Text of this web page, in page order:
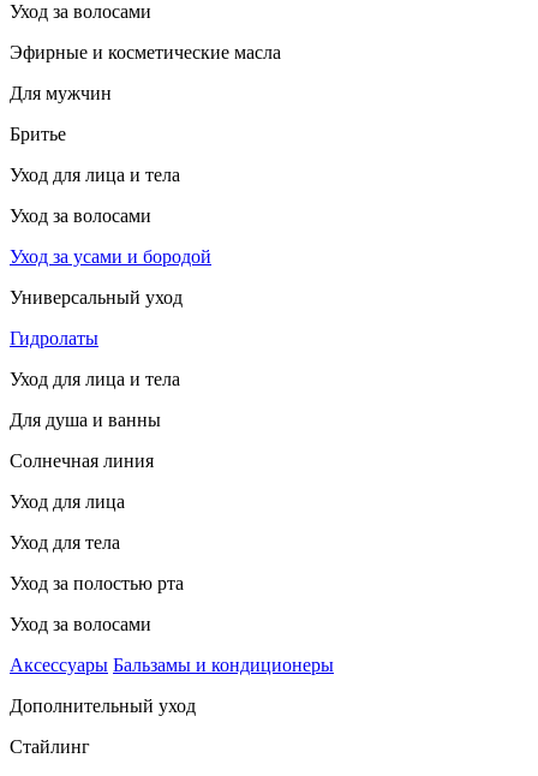
Уход за волосами
Эфирные и косметические масла
Для мужчин
Бритье
Уход для лица и тела
Уход за волосами
Уход за усами и бородой
Универсальный уход
Гидролаты
Уход для лица и тела
Для душа и ванны
Солнечная линия
Уход для лица
Уход для тела
Уход за полостью рта
Уход за волосами
Аксессуары Бальзамы и кондиционеры
Дополнительный уход
Стайлинг